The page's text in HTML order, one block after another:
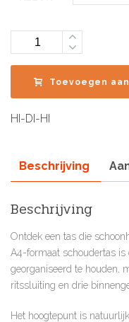
Aantal
Toevoegen
HI-DI-HI
Beschrijving
Beschrijving
Ontdek een tas die
A4-formaat schoudertas
georganiseerd te houden,
ritssluiting en drie
Het hoogtepunt is